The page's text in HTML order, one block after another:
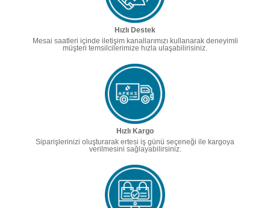
Hızlı Destek
Mesai saatleri içinde iletişim kanallarımızı kullanarak deneyimli
müşteri temsilcilerimize hızla ulaşabilirisiniz.
Hızlı Kargo
Siparişlerinizi oluşturarak ertesi iş günü seçeneği ile kargoya
verilmesini sağlayabilirsiniz.